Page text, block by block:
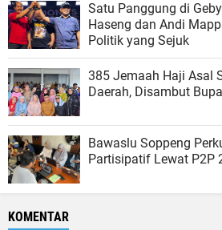
Satu Panggung di
Haseng dan Andi
Politik yang Sejuk
385 Jemaah Haji Asal
Daerah, Disambut
Bawaslu Soppeng
Partisipatif Lewat P2P
KOMENTAR